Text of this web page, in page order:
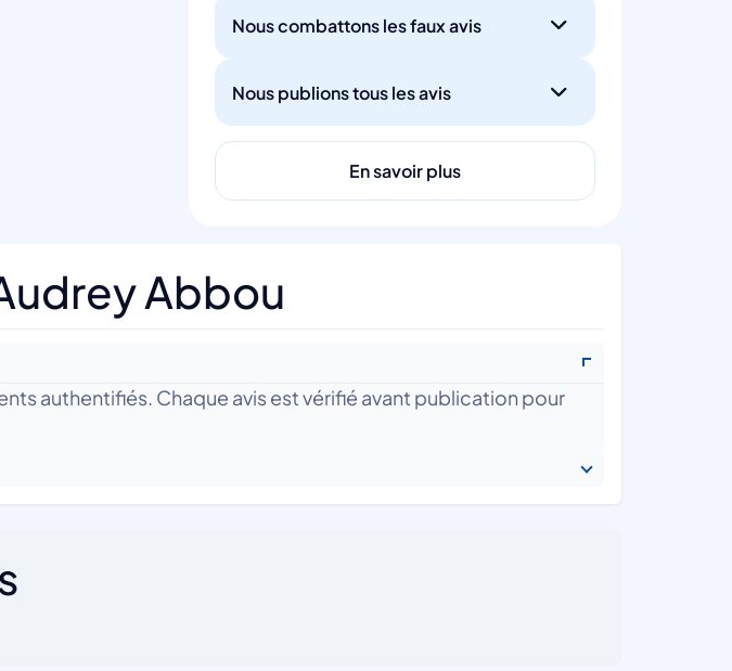
Nous combattons les faux avis
Nous publions tous les avis
En savoir plus
Abbou
authentifiés. Chaque avis est vérifié avant publication pour